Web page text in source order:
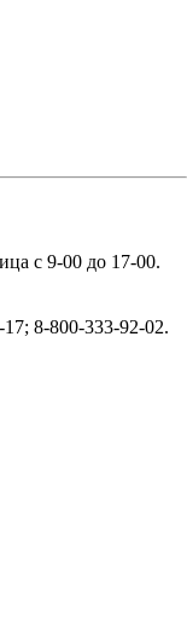
с 9-00 до 17-00.
8-800-333-92-02.